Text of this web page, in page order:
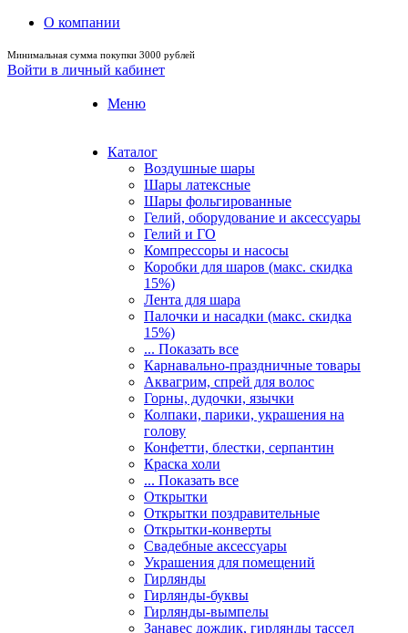
О компании
Минимальная сумма покупки 3000 рублей
Войти в личный кабинет
Меню
Каталог
Воздушные шары
Шары латексные
Шары фольгированные
Гелий, оборудование и аксессуары
Гелий и ГО
Компрессоры и насосы
Коробки для шаров (макс. скидка
15%)
Лента для шара
Палочки и насадки (макс. скидка
15%)
... Показать все
Карнавально-праздничные товары
Аквагрим, спрей для волос
Горны, дудочки, язычки
Колпаки, парики, украшения на
голову
Конфетти, блестки, серпантин
Краска холи
... Показать все
Открытки
Открытки поздравительные
Открытки-конверты
Свадебные аксессуары
Украшения для помещений
Гирлянды
Гирлянды-буквы
Гирлянды-вымпелы
Занавес дождик, гирлянды тассел